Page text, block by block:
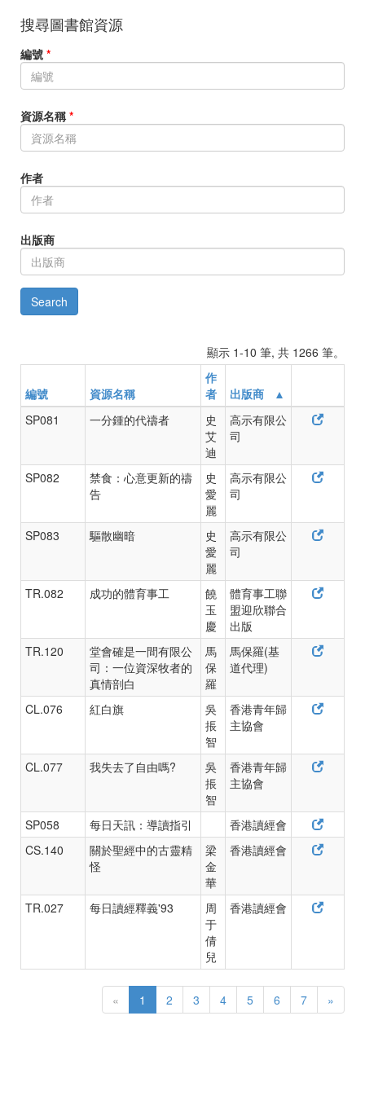
搜尋圖書館資源
編號 *
資源名稱 *
作者
出版商
顯示 1-10 筆, 共 1266 筆。
編號 資源名稱
作
者
出版商
SP081
一分鍾的代禱者
史
艾
迪
高示有限公
司
SP082
禁食：心意更新的禱
告
史
愛
麗
高示有限公
司
SP083 驅散幽暗
史
愛
麗
高示有限公
司
TR.082 成功的體育事工
饒
玉
慶
體育事工聯
盟迎欣聯合
出版
TR.120
堂會確是一間有限公
司：一位資深牧者的
真情剖白
馬
保
羅
馬保羅(基
道代理)
CL.076 紅白旗
吳
掁
智
香港青年歸
主協會
CL.077 我失去了自由嗎?
吳
掁
智
香港青年歸
主協會
SP058 每日天訊：導讀指引
香港讀經會
CS.140
關於聖經中的古靈精
怪
梁
金
華
香港讀經會
TR.027 每日讀經釋義'93
周
于
倩
兒
香港讀經會
« 1 2 3 4 5 6 7 »